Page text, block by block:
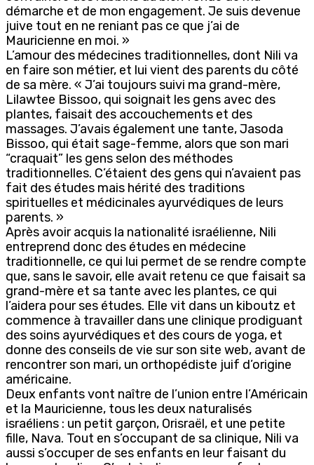
démarche et de mon engagement. Je suis devenue
juive tout en ne reniant pas ce que j’ai de
Mauricienne en moi. »
L’amour des médecines traditionnelles, dont Nili va
en faire son métier, et lui vient des parents du côté
de sa mère. « J’ai toujours suivi ma grand-mère,
Lilawtee Bissoo, qui soignait les gens avec des
plantes, faisait des accouchements et des
massages. J’avais également une tante, Jasoda
Bissoo, qui était sage-femme, alors que son mari
“craquait” les gens selon des méthodes
traditionnelles. C’étaient des gens qui n’avaient pas
fait des études mais hérité des traditions
spirituelles et médicinales ayurvédiques de leurs
parents. »
Après avoir acquis la nationalité israélienne, Nili
entreprend donc des études en médecine
traditionnelle, ce qui lui permet de se rendre compte
que, sans le savoir, elle avait retenu ce que faisait sa
grand-mère et sa tante avec les plantes, ce qui
l’aidera pour ses études. Elle vit dans un kiboutz et
commence à travailler dans une clinique prodiguant
des soins ayurvédiques et des cours de yoga, et
donne des conseils de vie sur son site web, avant de
rencontrer son mari, un orthopédiste juif d’origine
américaine.
Deux enfants vont naître de l’union entre l’Américain
et la Mauricienne, tous les deux naturalisés
israéliens : un petit garçon, Orisraël, et une petite
fille, Nava. Tout en s’occupant de sa clinique, Nili va
aussi s’occuper de ses enfants en leur faisant du